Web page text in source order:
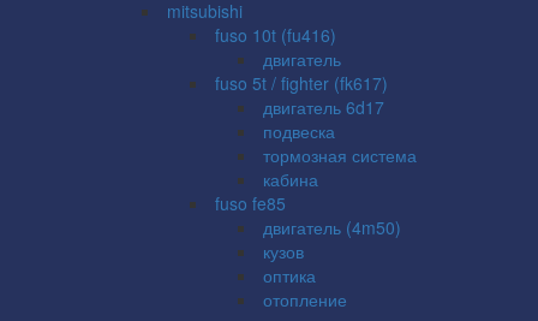
mitsubishi
fuso 10t (fu416)
двигатель
fuso 5t / fighter (fk617)
двигатель 6d17
подвеска
тормозная система
кабина
fuso fe85
двигатель (4m50)
кузов
оптика
отопление